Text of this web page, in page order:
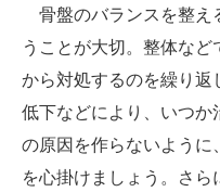
骨盤のバランスを整え
うことが大切。整体な
から対処するのを繰り
低下などにより、いつか
の原因を作らないよう
を心掛けましょう。さ